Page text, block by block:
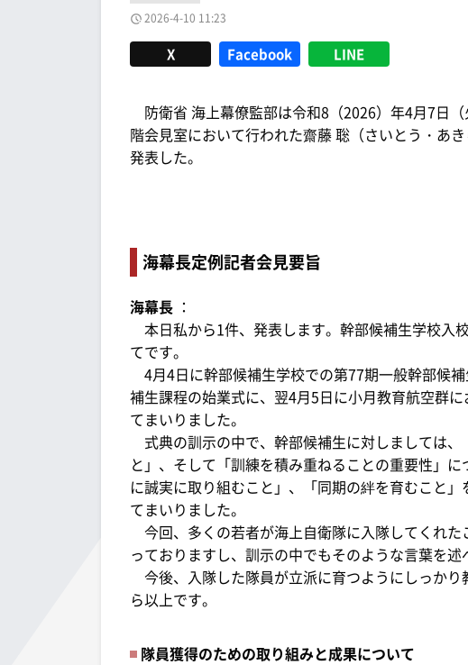
2026-4-10 11:23
X Facebook LINE
防衛省 海上幕僚監部は令和8（2026）年4月7日
階会見室において行われた齋藤 聡（さいとう・あ
発表した。
海幕長定例記者会見要旨
海幕長 ：
本日私から1件、発表します。幹部候補生学校入
てです。
4月4日に幹部候補生学校での第77期一般幹部候
補生課程の始業式に、翌4月5日に小月教育航空群
てまいりました。
式典の訓示の中で、幹部候補生に対しましては
と」、そして「訓練を積み重ねることの重要性」
に誠実に取り組むこと」、「同期の絆を育むこと
てまいりました。
今回、多くの若者が海上自衛隊に入隊してくれ
っておりますし、訓示の中でもそのような言葉を述
今後、入隊した隊員が立派に育つようにしっか
ら以上です。
隊員獲得のための取り組みと成果について